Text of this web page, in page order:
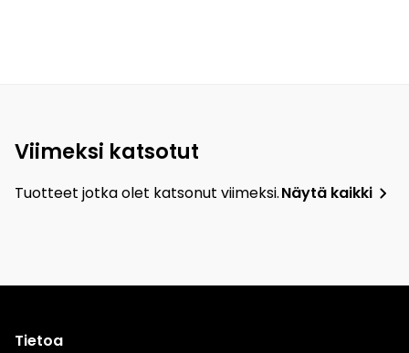
Viimeksi katsotut
Tuotteet jotka olet katsonut viimeksi.Näytä kaikki
Tietoa